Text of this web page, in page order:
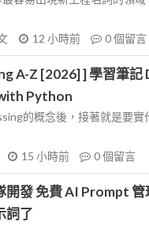
12 小時前 0個留言
A-Z [2026] ] 學習筆記
Python
的概念後，接著就是要實
15 小時前 0個留言
開發 免費 AI Prompt
詞了